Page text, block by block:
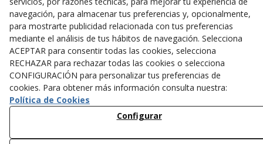
navegación, para almacenar tus preferencias y, opcionalmente,
para mostrarte publicidad relacionada con tus preferencias
mediante el análisis de tus hábitos de navegación. Selecciona
ACEPTAR para consentir todas las cookies, selecciona
RECHAZAR para rechazar todas las cookies o selecciona
CONFIGURACIÓN para personalizar tus preferencias de
cookies. Para obtener más información consulta nuestra:
Política de Cookies
Configurar